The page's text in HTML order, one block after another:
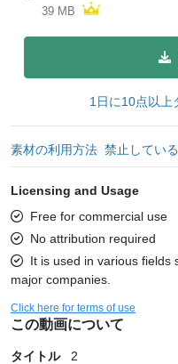
39 MB
1日に10点以上
素材の利用方法 禁止してい
Licensing and Usage
Free for commercial use
No attribution required
It is used in various fields
major companies.
Click here for terms of use
この動画について
タイトル 2